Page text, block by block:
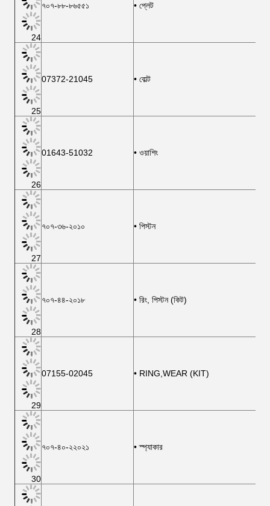
24
৭০৭-৮৮-৮৬৫৫১ • প্লেট
25
07372-21045 • বোল্ট
26
01643-51032 • ওয়াশিং
27
৭০৭-৩৬-২০১০ • পিস্টন
28
৭০৭-৪৪-২০১৮ • রিং, পিস্টন (কিট)
29
07155-02045 • RING,WEAR (KIT)
30
৭০৭-৪০-২২০২১ • স্প্যাকার